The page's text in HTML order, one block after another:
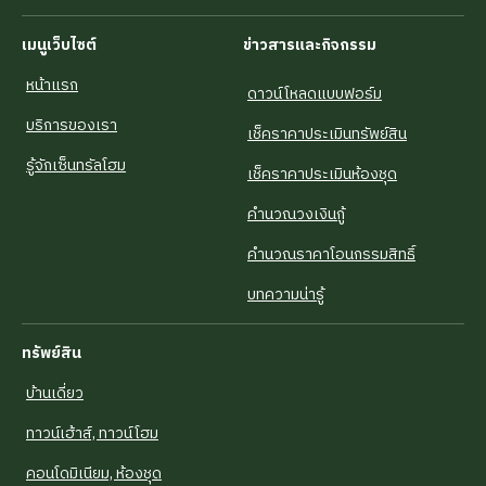
เมนูเว็บไซต์
หน้าแรก
บริการของเรา
รู้จักเซ็นทรัลโฮม
ข่าวสารและกิจกรรม
ดาวน์โหลดแบบฟอร์ม
เช็คราคาประเมินทรัพย์สิน
เช็คราคาประเมินห้องชุด
คำนวณวงเงินกู้
คำนวณราคาโอนกรรมสิทธิ์
บทความน่ารู้
ทรัพย์สิน
บ้านเดี่ยว
ทาวน์เฮ้าส์, ทาวน์โฮม
คอนโดมิเนียม, ห้องชุด